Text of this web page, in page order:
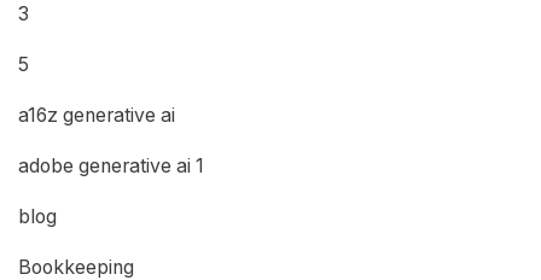
3
5
a16z generative ai
adobe generative ai 1
blog
Bookkeeping